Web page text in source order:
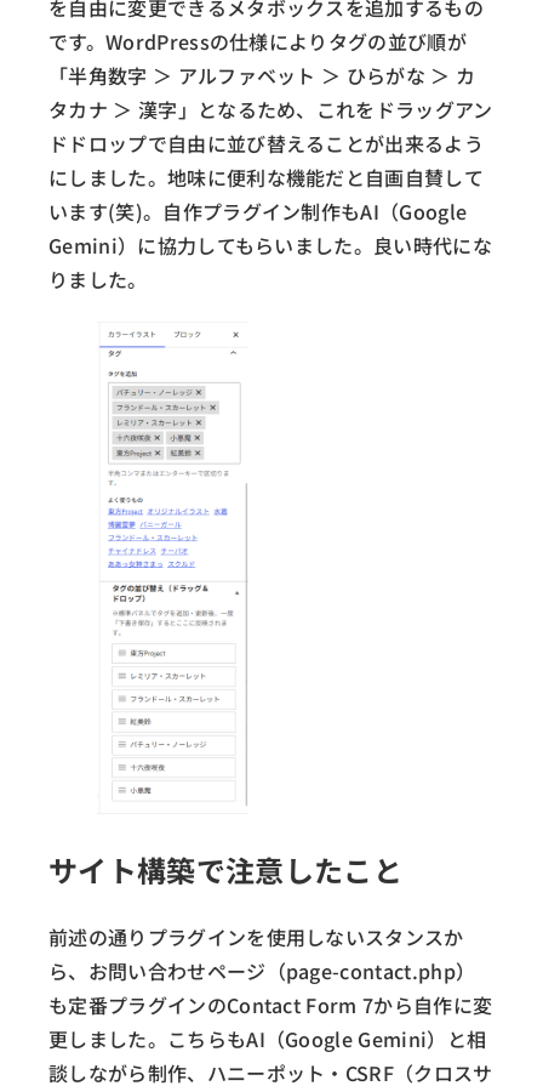
を自由に変更できるメタボックスを追加するもの
です。WordPressの仕様によりタグの並び順が
「半角数字 ＞ アルファベット ＞ ひらがな ＞ カ
タカナ ＞ 漢字」となるため、これをドラッグアン
ドドロップで自由に並び替えることが出来るよう
にしました。地味に便利な機能だと自画自賛して
います(笑)。自作プラグイン制作もAI（Google
Gemini）に協力してもらいました。良い時代にな
りました。
サイト構築で注意したこと
前述の通りプラグインを使用しないスタンスか
ら、お問い合わせページ（page-contact.php）
も定番プラグインのContact Form 7から自作に変
更しました。こちらもAI（Google Gemini）と相
談しながら制作、ハニーポット・CSRF（クロスサ